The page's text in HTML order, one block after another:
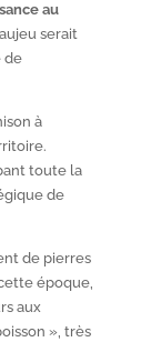
au
serait
de
à
toute la
de
de pierres
époque,
aux
», très